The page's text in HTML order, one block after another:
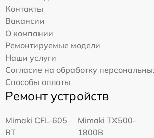
Контакты
Вакансии
О компании
Ремонтируемые модели
Наши услуги
Согласие на обработку
Способы оплаты
Ремонт устройств
Mimaki CFL-605
RT
Mimaki TX500-
1800B